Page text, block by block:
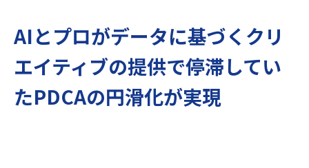
AIとプロがデータに基づくクリ
エイティブの提供で停滞してい
たPDCAの円滑化が実現